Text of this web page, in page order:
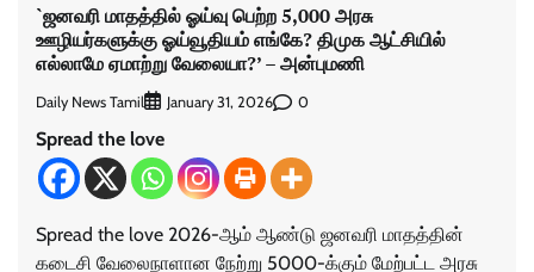
`ஜனவரி மாதத்தில் ஓய்வு பெற்ற 5,000 அரசு
ஊழியர்களுக்கு ஓய்வூதியம் எங்கே? திமுக ஆட்சியில்
எல்லாமே ஏமாற்று வேலையா?’ – அன்புமணி
Daily News Tamil January 31, 2026 0
Spread the love
Spread the love 2026-ஆம் ஆண்டு ஜனவரி மாதத்தின்
கடைசி வேலைநாளான நேற்று 5000-க்கும் மேற்பட்ட அரசு